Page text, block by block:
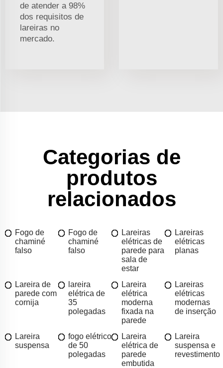
de atender a 98%
dos requisitos de
lareiras no
mercado.
Categorias de
produtos
relacionados
Fogo de
chaminé
falso
Fogo de
chaminé
falso
Lareiras
elétricas de
parede para
sala de
estar
Lareiras
elétricas
planas
Lareira de
parede com
cornija
lareira
elétrica de
35
polegadas
Lareira
elétrica
moderna
fixada na
parede
Lareiras
elétricas
modernas
de inserção
Lareira
suspensa
fogo elétrico
de 50
polegadas
Lareira
elétrica de
parede
embutida
Lareira
suspensa e
revestimento